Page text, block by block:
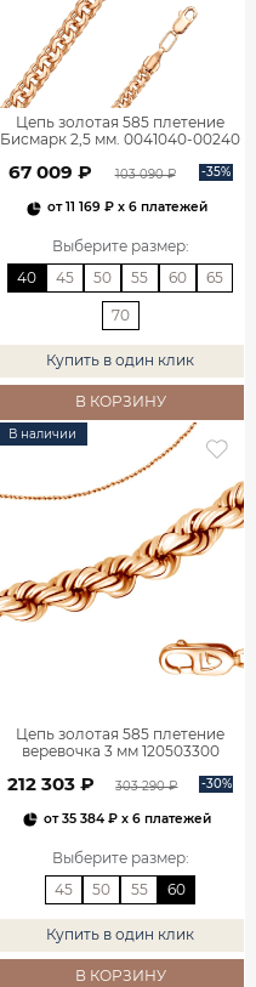
Цепь золотая 585 плетение
Бисмарк 2,5 мм. 0041040-00240
67 009 ₽ 103 090 ₽ -35%
от11 169 ₽ x 6 платежей
Выберите размер:
40
45 50 55 60 65
70
Купить в один клик
В КОРЗИНУ
В наличии
Цепь золотая 585 плетение
веревочка 3 мм 120503300
212 303 ₽ 303 290 ₽ -30%
от35 384 ₽ x 6 платежей
Выберите размер:
45
50 55 60
Купить в один клик
В КОРЗИНУ